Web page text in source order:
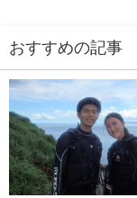
おすすめの記事